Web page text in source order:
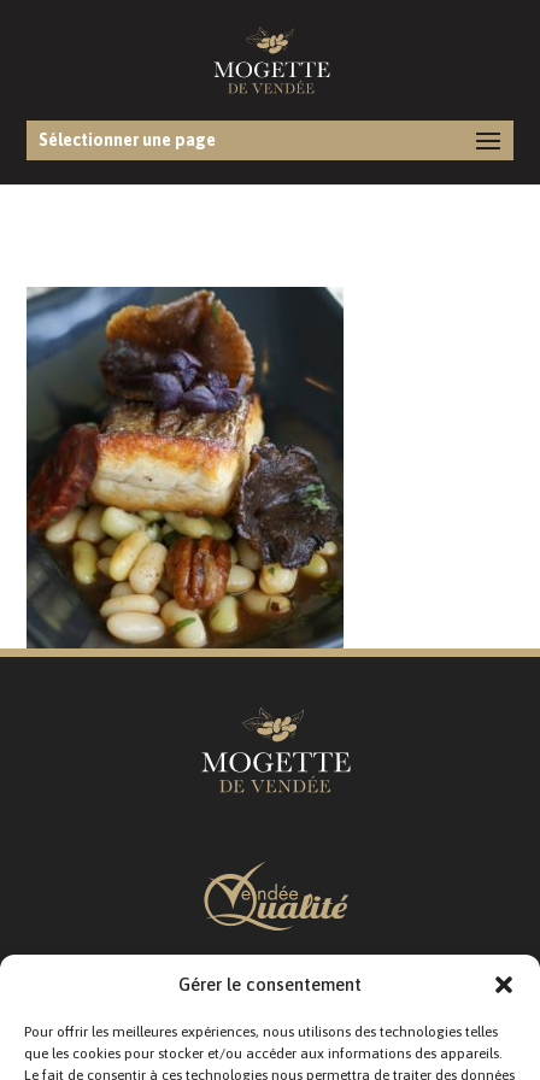
Gérer le consentement
Pour offrir les meilleures expériences, nous utilisons des technologies telles
que les cookies pour stocker et/ou accéder aux informations des appareils.
Le fait de consentir à ces technologies nous permettra de traiter des données
Sélectionner une page